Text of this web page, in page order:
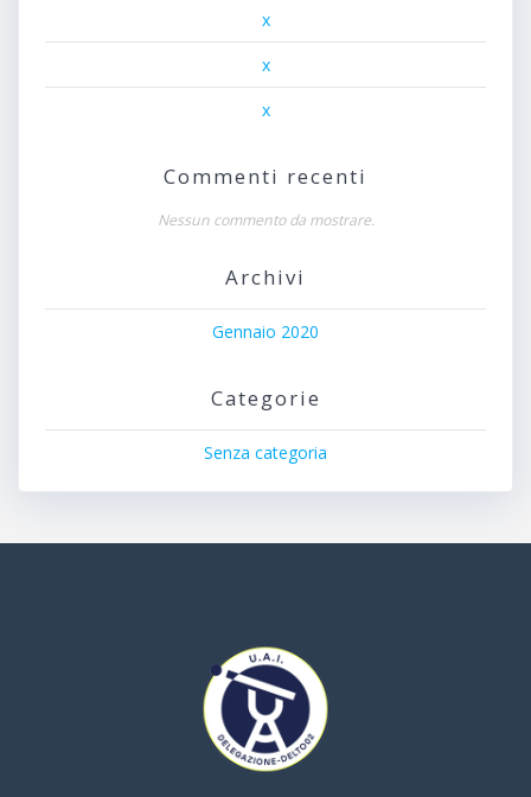
x
x
x
Commenti recenti
Nessun commento da mostrare.
Archivi
Gennaio 2020
Categorie
Senza categoria